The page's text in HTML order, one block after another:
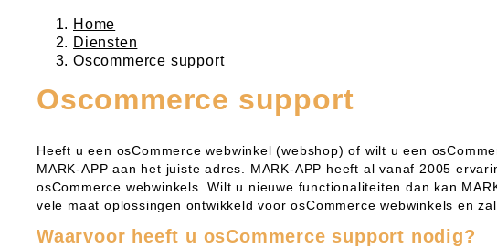
Home
Diensten
Oscommerce support
Oscommerce support
Heeft u een osCommerce webwinkel (webshop) of wilt u een
MARK-APP aan het juiste adres. MARK-APP heeft al vanaf 2005
osCommerce webwinkels. Wilt u nieuwe functionaliteiten dan kan
vele maat oplossingen ontwikkeld voor osCommerce webwinkels en
Waarvoor heeft u osCommerce support nodig?